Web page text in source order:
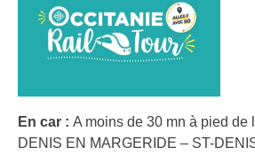
En car : A moins de 30 mn à pied de
DENIS EN MARGERIDE – ST-